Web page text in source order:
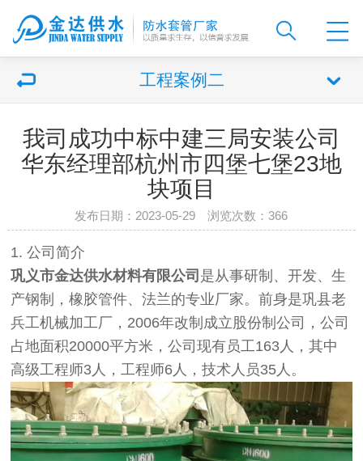
工程案例二
我司成功中标中建三局安装公司
华东经理部杭州市四堡七堡23地
块项目
发布日期：2023-05-29 浏览次数：366
1. 公司简介
巩义市金达供水材料有限公司 是从事研制、开发、生
产钢制
，橡胶管件、法兰的专业厂家。前身是巩县老
兵工机械加工厂，2006年改制成立股份制公司，公司
占地面积20000平方米，公司现有员工163人，其中
高级工程师3人，工程师6人，技术人员35人。